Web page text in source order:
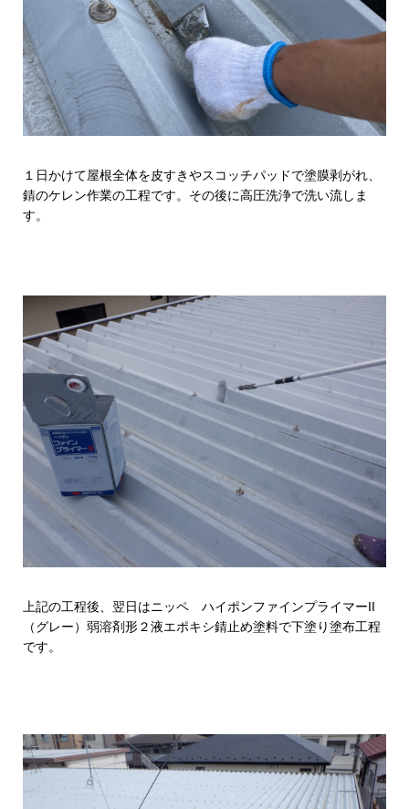
１日かけて屋根全体を皮すきやスコッチパッドで塗膜剥がれ、
錆のケレン作業の工程です。その後に高圧洗浄で洗い流しま
す。
上記の工程後、翌日はニッペ ハイポンファインプライマーII
（グレー）弱溶剤形２液エポキシ錆止め塗料で下塗り塗布工程
です。